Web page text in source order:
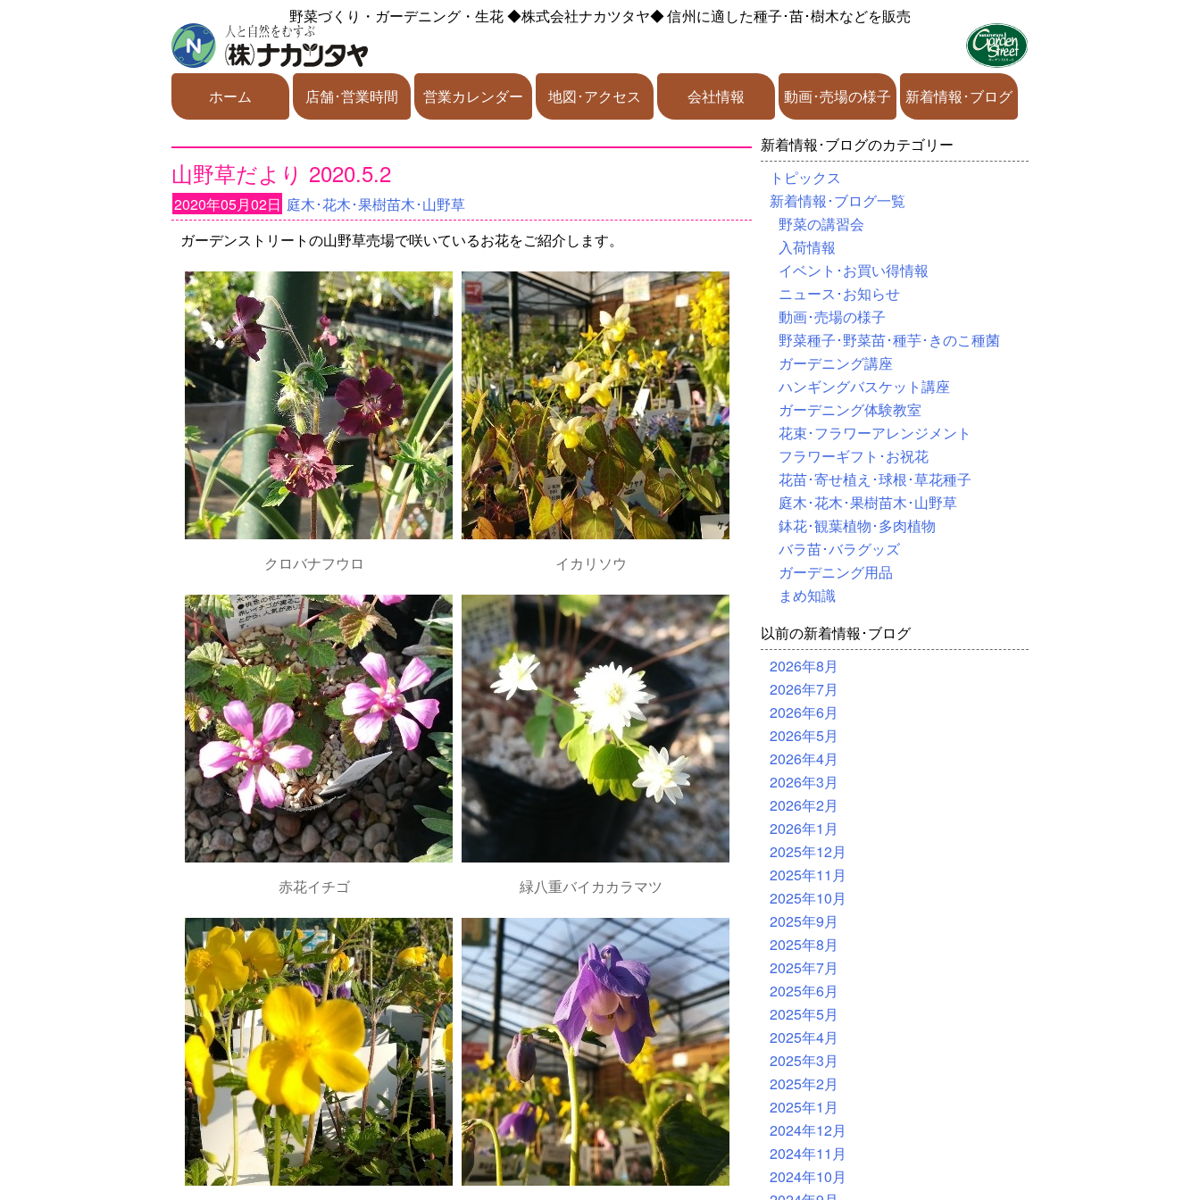
野菜づくり・ガーデニング・生花◆株式会社ナカツタヤ◆信州に適した種子･苗･樹木などを販売
ホーム 店舗･営業時間 営業カレンダー 地図･アクセス 会社情報 動画･売場の様子 新着情報･ブログ
山野草だより 2020.5.2
2020年05月02日 庭木･花木･果樹苗木･山野草
ガーデンストリートの山野草売場で咲いているお花をご紹介します。
クロバナフウロ イカリソウ
赤花イチゴ 緑八重バイカカラマツ
新着情報･ブログのカテゴリー
トピックス
新着情報･ブログ一覧
野菜の講習会
入荷情報
イベント･お買い得情報
ニュース･お知らせ
動画･売場の様子
野菜種子･野菜苗･種芋･きのこ種菌
ガーデニング講座
ハンギングバスケット講座
ガーデニング体験教室
花束･フラワーアレンジメント
フラワーギフト･お祝花
花苗･寄せ植え･球根･草花種子
庭木･花木･果樹苗木･山野草
鉢花･観葉植物･多肉植物
バラ苗･バラグッズ
ガーデニング用品
まめ知識
以前の新着情報･ブログ
2026年8月
2026年7月
2026年6月
2026年5月
2026年4月
2026年3月
2026年2月
2026年1月
2025年12月
2025年11月
2025年10月
2025年9月
2025年8月
2025年7月
2025年6月
2025年5月
2025年4月
2025年3月
2025年2月
2025年1月
2024年12月
2024年11月
2024年10月